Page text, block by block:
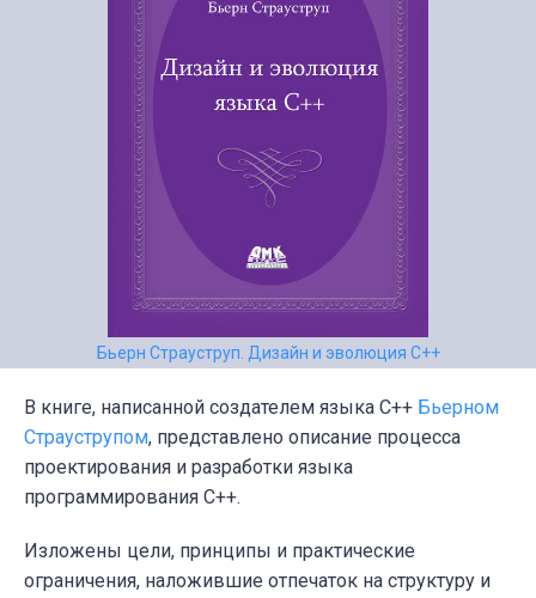
Бьерн Страуструп. Дизайн и эволюция С++
В книге, написанной создателем языка С++ Бьерном
Страуструпом, представлено описание процесса
проектирования и разработки языка
программирования С++.
Изложены цели, принципы и практические
ограничения, наложившие отпечаток на структуру и